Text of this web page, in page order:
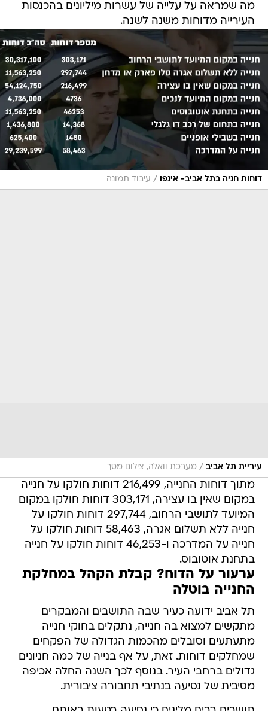
מה שמראה על עלייה של עשרות מיליונים בהכנסות
העירייה מדוחות משנה לשנה.
דוחות חניה בתל אביב- אינפו / עיבוד תמונה
עיריית תל אביב / מערכת וואלה, צילום מסך
מתוך דוחות החנייה, 216,499 דוחות חולקו על חנייה
במקום שאין בו עצירה, 303,171 דוחות חולקו במקום
המיועד לתושבי הרחוב, 297,744 דוחות חולקו על
חנייה ללא תשלום אגרה, 58,463 דוחות חולקו על
חנייה על המדרכה ו-46,253 דוחות חולקו על חנייה
בתחנת אוטובוס.
ערעור על הדוח? קבלת הקהל במחלקת
החנייה בוטלה
תל אביב ידועה כעיר שבה התושבים והמבקרים
מתקשים למצוא בה חנייה, נתקלים בחוקי חנייה
מתעתעים וסובלים מהכמות הגדולה של הפקחים
שמחלקים דוחות. זאת, על אף בנייה של כמה חניונים
גדולים ברחבי העיר. בנוסף לכך השנה החלה אכיפה
מסיבית של נסיעה בנתיבי תחבורה ציבורית.